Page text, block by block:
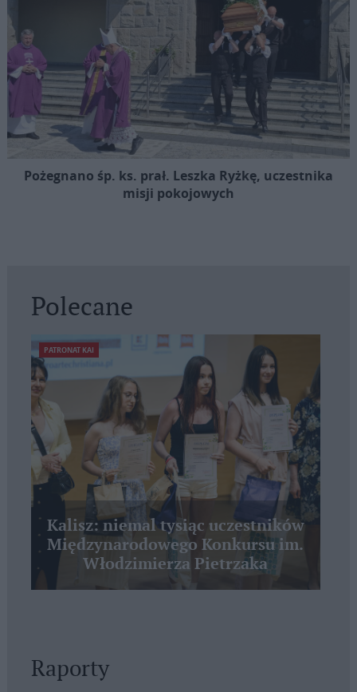
Pożegnano śp. ks. prał. Leszka Ryżkę, uczestnika
misji pokojowych
Polecane
PATRONAT KAI
Kalisz: niemal tysiąc uczestników
Międzynarodowego Konkursu im.
Włodzimierza Pietrzaka
Raporty